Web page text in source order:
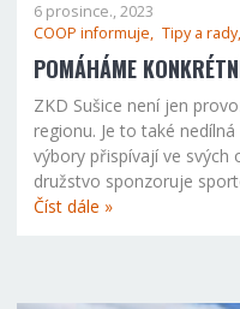
6 prosince., 2023
COOP informuje, Tipy a rady,
POMÁHÁME
ZKD Sušice není jen
regionu. Je to také
výbory přispívají ve svých
družstvo sponzoruje
Číst dále »